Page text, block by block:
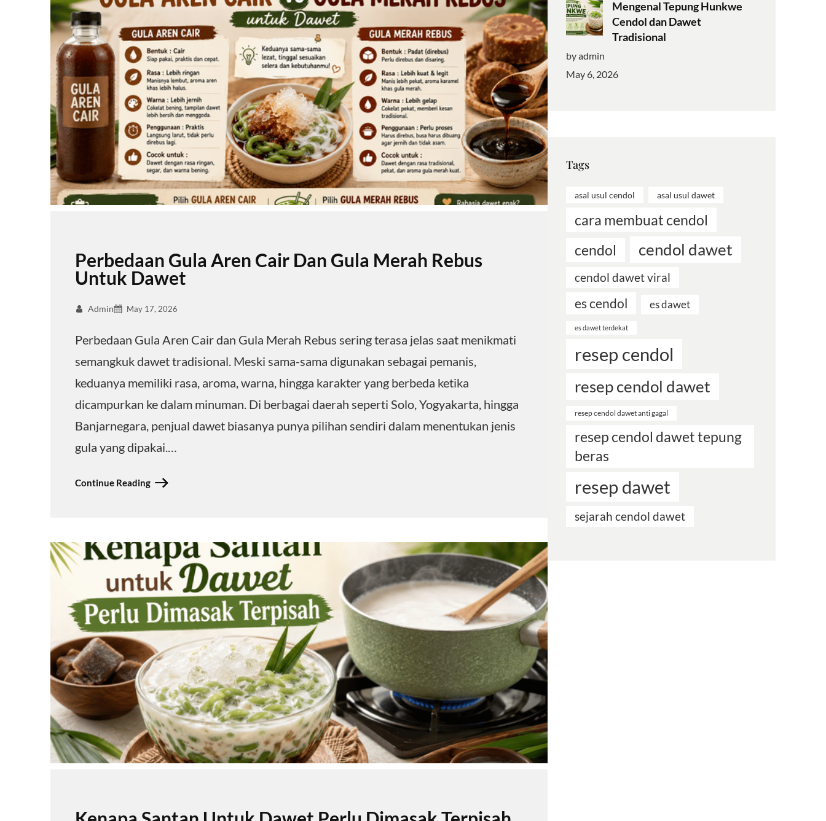
Perbedaan Gula Aren Cair Dan Gula Merah Rebus
Untuk Dawet
Admin May 17, 2026
Perbedaan Gula Aren Cair dan Gula Merah Rebus sering terasa jelas saat menikmati
semangkuk dawet tradisional. Meski sama-sama digunakan sebagai pemanis,
keduanya memiliki rasa, aroma, warna, hingga karakter yang berbeda ketika
dicampurkan ke dalam minuman. Di berbagai daerah seperti Solo, Yogyakarta, hingga
Banjarnegara, penjual dawet biasanya punya pilihan sendiri dalam menentukan jenis
gula yang dipakai.…
Continue Reading
Mengenal Tepung Hunkwe
Cendol dan Dawet
Tradisional
by admin
May 6, 2026
Tags
asal usul cendol asal usul dawet
cara membuat cendol
cendol cendol dawet
cendol dawet viral
es cendol es dawet
es dawet terdekat
resep cendol
resep cendol dawet
resep cendol dawet anti gagal
resep cendol dawet tepung
beras
resep dawet
sejarah cendol dawet